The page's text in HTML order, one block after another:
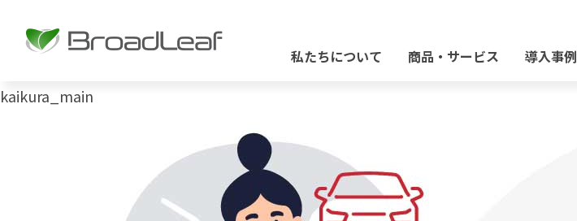
私たちについて 商品・サービス 導入事例
kaikura_main